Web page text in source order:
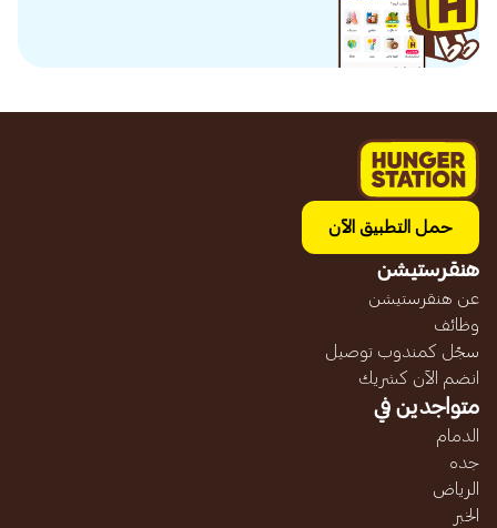
حمل التطبيق الآن
هنقرستيشن
عن هنقرستيشن
وظائف
سجّل كمندوب توصيل
انضم الآن كشريك
متواجدين في
الدمام
جده
الرياض
الخبر